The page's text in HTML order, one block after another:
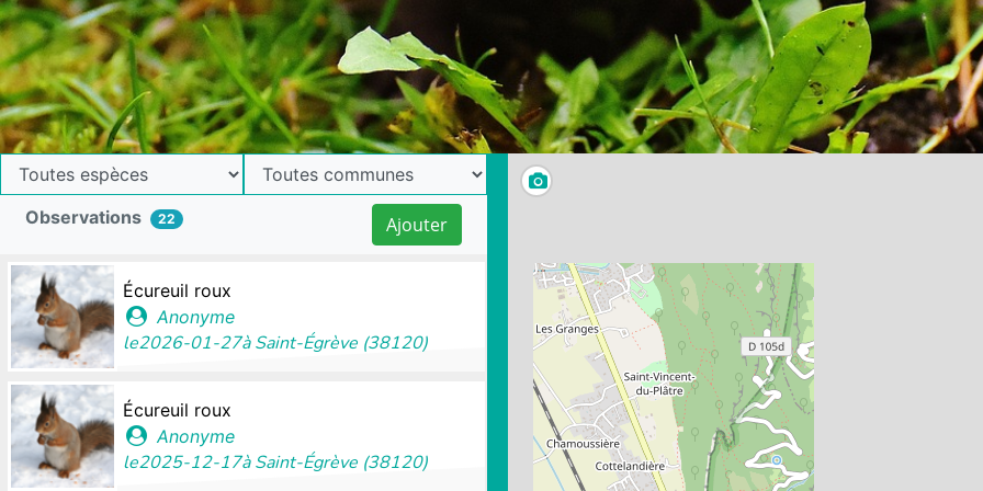
Observations 22 Ajouter
Écureuil roux
Anonyme
le2026-01-27àSaint-Égrève (38120)
Écureuil roux
Anonyme
le2025-12-17àSaint-Égrève (38120)